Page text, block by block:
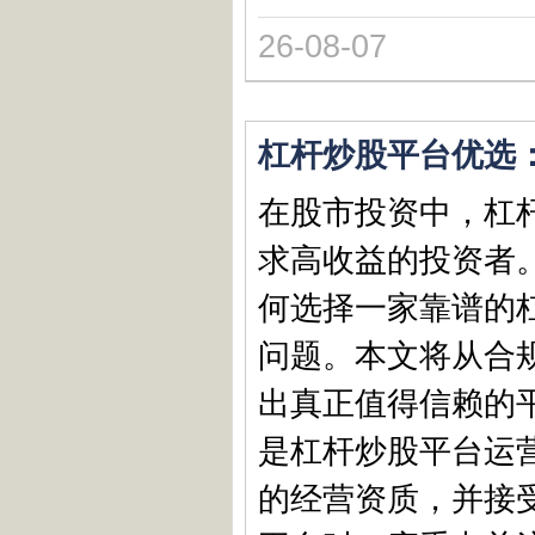
26-08-07
杠杆炒股平台优选
在股市投资中，杠
求高收益的投资者
何选择一家靠谱的
问题。本文将从合
出真正值得信赖的
是杠杆炒股平台运
的经营资质，并接